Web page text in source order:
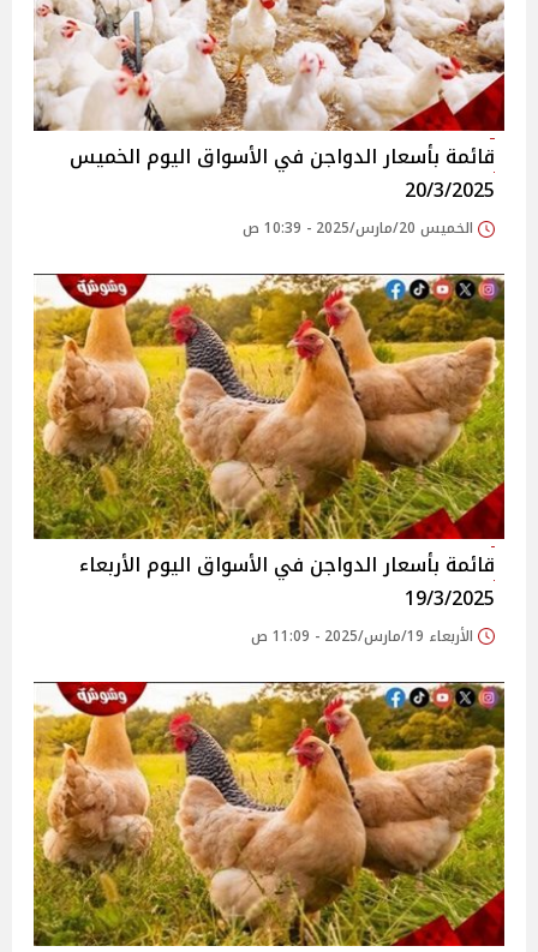
قائمة بأسعار الدواجن في الأسواق‎‎ اليوم الخميس
20/3/2025
الخميس 20/مارس/2025 - 10:39 ص
قائمة بأسعار الدواجن في الأسواق‎‎ اليوم الأربعاء
19/3/2025
الأربعاء 19/مارس/2025 - 11:09 ص